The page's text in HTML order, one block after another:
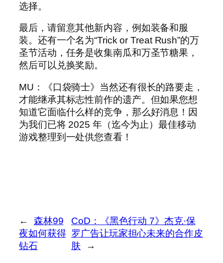
选择。
最后，请留意其他新内容，例如装备和服
装。还有一个名为“Trick or Treat Rush”的万
圣节活动，任务是收集南瓜和万圣节糖果，
然后可以兑换奖励。
MU：《口袋骑士》当然还有很长的路要走，
才能继承其标志性前作的遗产。但如果您想
知道它面临什么样的竞争，那么好消息！因
为我们已将 2025 年（迄今为止）最佳移动
游戏整理到一处供您查看！
←
森林99
夜如何获得
钻石
CoD：《黑色行动 7》杰克·保
罗广告让玩家担心未来的合作皮
肤
→